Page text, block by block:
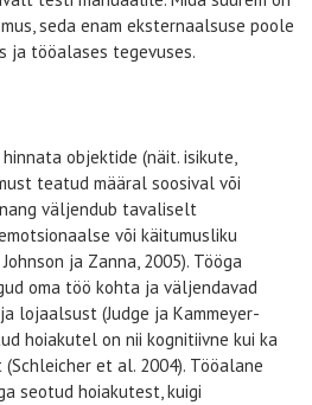
seda enam eksternaalsuse poole
ja tööalases tegevuses.
objektide (näit. isikute,
teatud määral soosival või
väljendub tavaliselt
või käitumusliku
ja Zanna, 2005). Tööga
oma töö kohta ja väljendavad
lojaalsust (Judge ja Kammeyer-
hoiakutel on nii kognitiivne kui ka
et al. 2004). Tööalane
seotud hoiakutest, kuigi